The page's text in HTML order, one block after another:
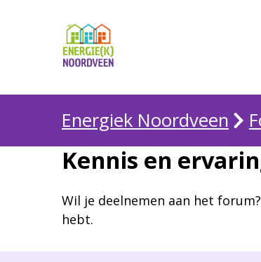
Energiek Noordveen
Kennis en
Wil je deelnemen aan het
hebt.